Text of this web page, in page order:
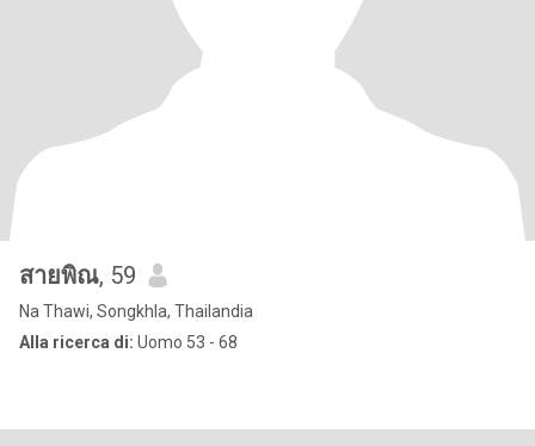
สายพิณ, 59
Na Thawi, Songkhla, Thailandia
Alla ricerca di: Uomo 53 - 68